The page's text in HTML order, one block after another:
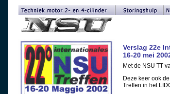
Verslag 22e
16-20 mei
Met de NSU TT
Deze keer ook
Treffen in het